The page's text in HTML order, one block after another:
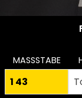
MASSSTABE